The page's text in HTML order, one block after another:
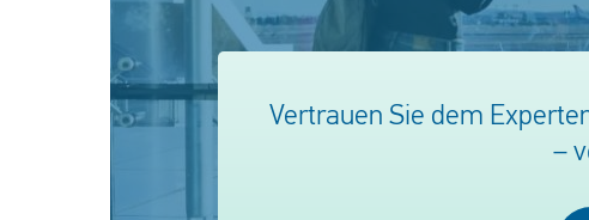
Vertrauen Sie dem
–